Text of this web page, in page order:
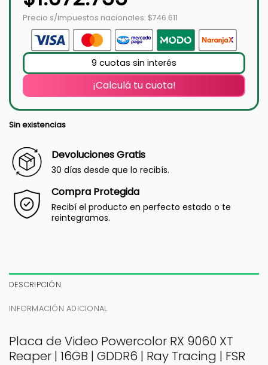
Precio s/impuestos nacionales: $746.611
9 cuotas sin interés
¡Calculá tu cuota!
Sin existencias
Devoluciones Gratis
30 días desde que lo recibís.
Compra Protegida
Recibí el producto en perfecto estado o te
reintegramos.
DESCRIPCIÓN
INFORMACIÓN ADICIONAL
Placa de Video Powercolor RX 9060 XT
Reaper | 16GB | GDDR6 | Ray Tracing | FSR